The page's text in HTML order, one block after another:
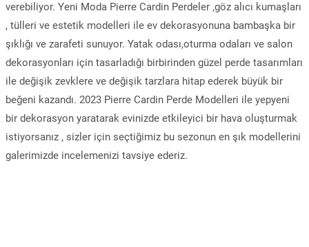
verebiliyor. Yeni Moda Pierre Cardin Perdeler ,göz alıcı kumaşları
, tülleri ve estetik modelleri ile ev dekorasyonuna bambaşka bir
şıklığı ve zarafeti sunuyor. Yatak odası,oturma odaları ve salon
dekorasyonları için tasarladığı birbirinden güzel perde tasarımları
ile değişik zevklere ve değişik tarzlara hitap ederek büyük bir
beğeni kazandı. 2023 Pierre Cardin Perde Modelleri ile yepyeni
bir dekorasyon yaratarak evinizde etkileyici bir hava oluşturmak
istiyorsanız , sizler için seçtiğimiz bu sezonun en şık modellerini
galerimizde incelemenizi tavsiye ederiz.